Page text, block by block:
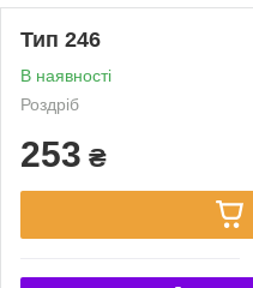
Тип 246
В наявності
Роздріб
253 ₴